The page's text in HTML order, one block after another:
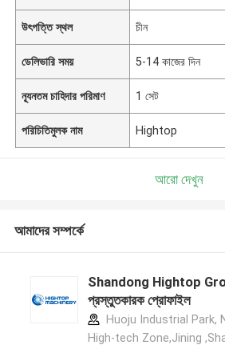
উৎপত্তি স্থল চীন
ডেলিভারি সময় 5-14 কাজের দিন
ন্যূনতম চাহিদার পরিমাণ 1 সেট
পরিচিতিমুলক নাম Hightop
আরো দেখুন
আমাদের সম্পর্কে
Shandong Hightop
প্রস্তুতকারক প্রোফাইল
Huoju Industrial Park,
High-tech Zone,Jining